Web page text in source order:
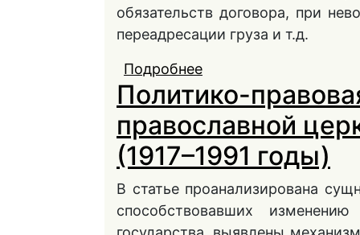
обязательств договора, при
переадресации груза и т.д.
Подробнее
ПЕРЕВОЗОК
Политико-
православной
(1917–1991 годы)
В статье проанализирована
способствовавших